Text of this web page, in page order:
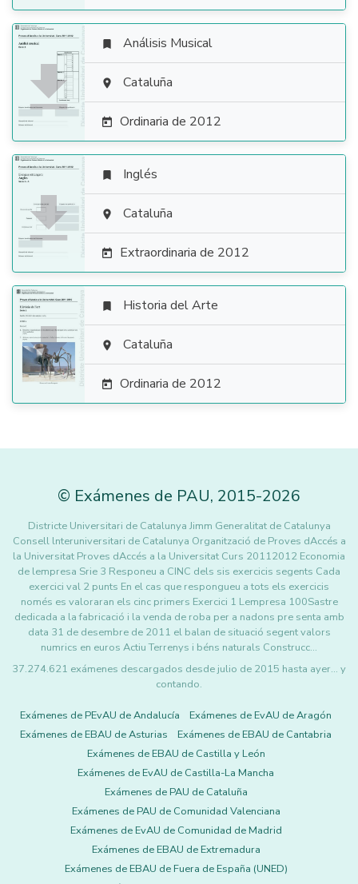

 Análisis Musical
 Cataluña
 Ordinaria de 2012

 Inglés
 Cataluña
 Extraordinaria de 2012

 Historia del Arte
 Cataluña
 Ordinaria de 2012
© Exámenes de PAU, 2015-2026
Districte Universitari de Catalunya Jimm Generalitat de Catalunya
Consell lnteruniversitari de Catalunya Organització de Proves dAccés a
la Universitat Proves dAccés a la Universitat Curs 20112012 Economia
de lempresa Srie 3 Responeu a CINC dels sis exercicis segents Cada
exercici val 2 punts En el cas que respongueu a tots els exercicis
només es valoraran els cinc primers Exercici 1 Lempresa 100Sastre
dedicada a la fabricació i la venda de roba per a nadons pre senta amb
data 31 de desembre de 2011 el balan de situació segent valors
numrics en euros Actiu Terrenys i béns naturals Construcc…
37.274.621 exámenes descargados desde julio de 2015 hasta ayer... y
contando.
Exámenes de PEvAU de Andalucía
Exámenes de EvAU de Aragón
Exámenes de EBAU de Asturias
Exámenes de EBAU de Cantabria
Exámenes de EBAU de Castilla y León
Exámenes de EvAU de Castilla-La Mancha
Exámenes de PAU de Cataluña
Exámenes de PAU de Comunidad Valenciana
Exámenes de EvAU de Comunidad de Madrid
Exámenes de EBAU de Extremadura
Exámenes de EBAU de Fuera de España (UNED)